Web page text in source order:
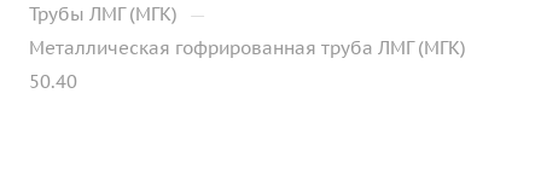
Трубы ЛМГ (МГК) —
Металлическая гофрированная труба ЛМГ (МГК)
50.40